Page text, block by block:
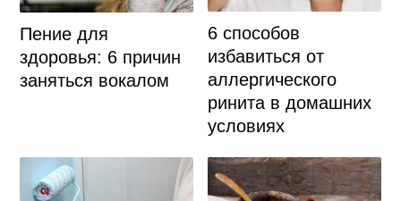
Пение для
здоровья: 6 причин
заняться вокалом
6 способов
избавиться от
аллергического
ринита в домашних
условиях